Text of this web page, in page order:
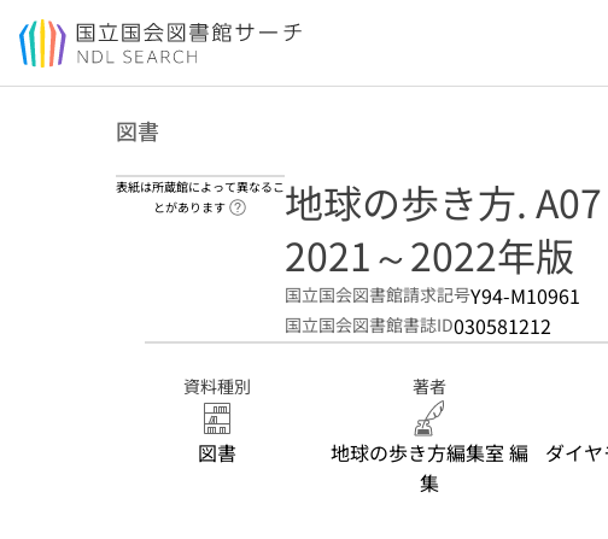
本文へ移動
図書
表紙は所蔵館によって異なるこ
とがあります
ヘルプページへのリンク
地球の歩き方. A07
2021～2022年版
国立国会図書館請求記号Y94-M10961
国立国会図書館書誌ID030581212
資料種別
図書
著者
地球の歩き方編集室 編
集
ダイ